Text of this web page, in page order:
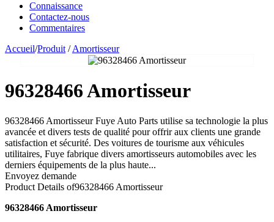
Connaissance
Contactez-nous
Commentaires
Accueil/Produit / Amortisseur
96328466 Amortisseur
96328466 Amortisseur Fuye Auto Parts utilise sa technologie la plus
avancée et divers tests de qualité pour offrir aux clients une grande
satisfaction et sécurité. Des voitures de tourisme aux véhicules
utilitaires, Fuye fabrique divers amortisseurs automobiles avec les
derniers équipements de la plus haute...
Envoyez demande
Product Details of96328466 Amortisseur
96328466 Amortisseur